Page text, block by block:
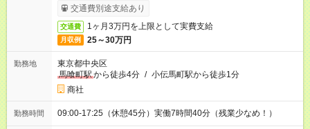
交通費別途支給あり
交通費 1ヶ月3万円を上限として実費支給
月収例 25～30万円
勤務地
東京都中央区
馬喰町駅から徒歩4分 / 小伝馬町駅から徒歩1分
商社
勤務時間 09:00-17:25（休憩45分）実働7時間40分（残業少なめ！）